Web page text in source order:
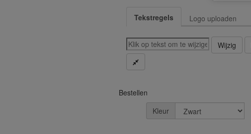
Tekstregels Logo uploaden
Wijzig
Bestellen
Kleur